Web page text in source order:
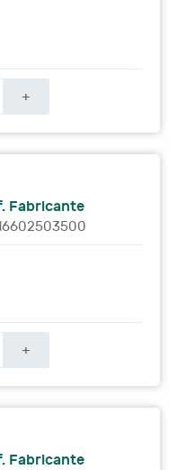
+
Fabricante
+
Fabricante